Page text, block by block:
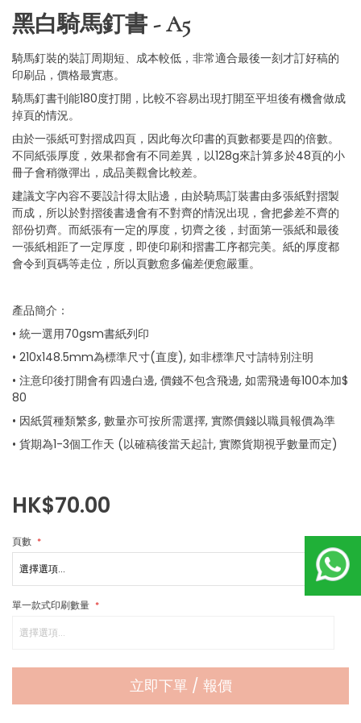
to
the
of
the
images
gallery
黑白騎馬釘書 - A5
騎馬釘裝的裝訂周期短、成本較低，非常適合最後一刻才訂好稿的
印刷品，價格最實惠。
騎馬釘書刊能180度打開，比較不容易出現打開至平坦後有機會做成
掉頁的情況。
由於一張紙可對摺成四頁，因此每次印書的頁數都要是四的倍數。
不同紙張厚度，效果都會有不同差異，以128g來計算多於48頁的小
冊子會稍微彈出，成品美觀會比較差。
建議文字內容不要設計得太貼邊，由於騎馬訂裝書由多張紙對摺製
而成，所以於對摺後書邊會有不對齊的情況出現，會把參差不齊的
部份切齊。而紙張有一定的厚度，切齊之後，封面第一張紙和最後
一張紙相距了一定厚度，即使印刷和摺書工序都完美。紙的厚度都
會令到頁碼等走位，所以頁數愈多偏差便愈嚴重。
產品簡介：
• 統一選用70gsm書紙列印
• 210x148.5mm為標準尺寸(直度), 如非標準尺寸請特別注明
• 注意印後打開會有四邊白邊, 價錢不包含飛邊, 如需飛邊每100本加$
80
• 因紙質種類繁多, 數量亦可按所需選擇, 實際價錢以職員報價為準
• 貨期為1-3個工作天 (以確稿後當天起計, 實際貨期視乎數量而定)
HK$70.00
頁數
單一款式印刷數量
立即下單 / 報價